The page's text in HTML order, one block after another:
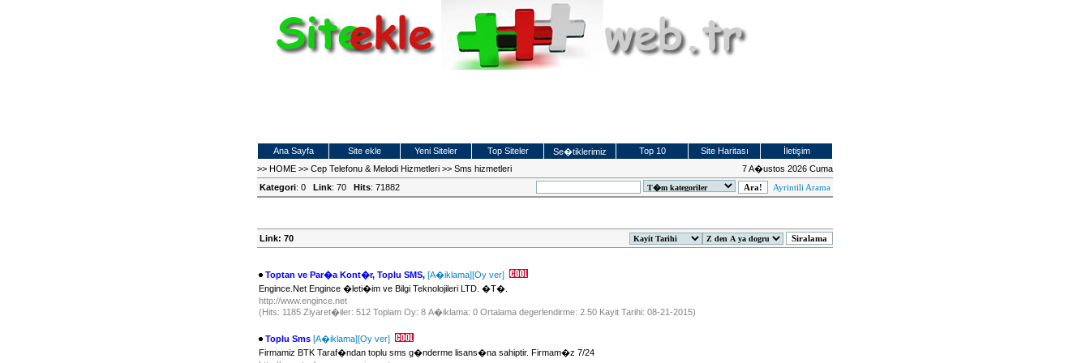
Ana Sayfa Site ekle Yeni Siteler Top Siteler Se�tiklerimiz Top 10 Site Haritası
İletişim
>> HOME >> Cep Telefonu & Melodi Hizmetleri >> Sms hizmetleri
7 A�ustos 2026 Cuma
Kategori: 0 Link: 70 Hits: 71882 Ayrintili Arama
Link: 70
Toptan ve Par�a Kont�r, Toplu SMS, [A�iklama][Oy ver]
Engince.Net Engince �leti�im ve Bilgi Teknolojileri LTD. �T�.
http://www.engince.net
(Hits: 1185 Ziyaret�iler: 512 Toplam Oy: 8 A�iklama: 0 Ortalama degerlendirme: 2.50 Kayit Tarihi: 08-21-2015)
Toplu Sms [A�iklama][Oy ver]
Firmamiz BTK Taraf�ndan toplu sms g�nderme lisans�na sahiptir. Firmam�z 7/24